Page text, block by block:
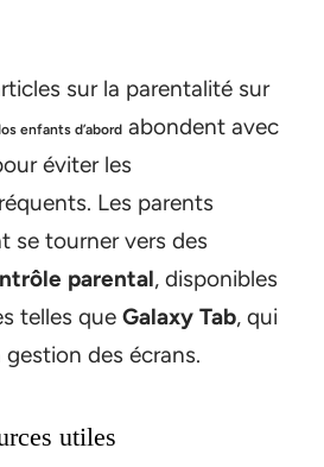
sur la parentalité sur
enfants d’abord abondent avec
éviter les
Les parents
se tourner vers des
parental, disponibles
telles que Galaxy Tab, qui
des écrans.
utiles